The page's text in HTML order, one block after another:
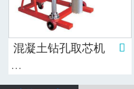
混凝土钻孔取芯机

…